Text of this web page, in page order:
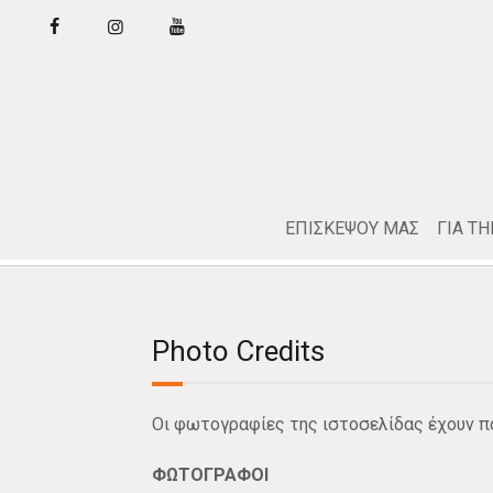
ΕΠΙΣΚΕΨΟΥ ΜΑΣ ΓΙΑ
Photo Credits
Οι φωτογραφίες της ιστοσελίδας έχουν
ΦΩΤΟΓΡΑΦΟΙ